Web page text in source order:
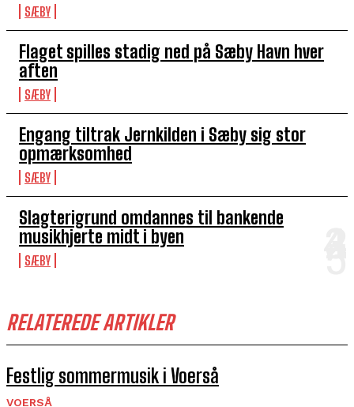
SÆBY
Flaget spilles stadig ned på Sæby Havn hver
aften
SÆBY
Engang tiltrak Jernkilden i Sæby sig stor
opmærksomhed
SÆBY
Slagterigrund omdannes til bankende
musikhjerte midt i byen
SÆBY
RELATEREDE ARTIKLER
Festlig sommermusik i Voerså
VOERSÅ